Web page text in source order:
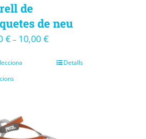
de
de neu
€– 10,00 €
Detalls